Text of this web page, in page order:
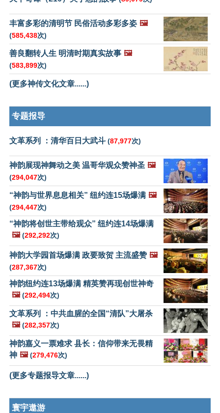
丰富多彩的清明节 民俗活动多彩多姿 🖼️
(585,438次)
善良翻转人生 明清时期真实故事 🖼️
(583,899次)
(更多神传文化文章......)
专题报导
文革系列 ：清华百日大武斗 (87,977次)
神韵展现神舞动之美 温哥华观众赞神圣 🖼️
(294,047次)
“神韵与世界息息相关” 纽约连15场爆满 🖼️
(294,447次)
“神韵将创世主带给观众” 纽约连14场爆满
🖼️ (292,292次)
神韵大学园首场爆满 政要致贺 主流盛赞 🖼️
(287,367次)
神韵纽约连13场爆满 精英赞再现创世神奇
🖼️ (292,494次)
文革系列 ：中共血腥的全国“清队”大屠杀
🖼️ (282,357次)
神韵嘉义一票难求 县长：信仰带来无畏精
神 🖼️ (279,476次)
(更多专题报导文章......)
寰宇遨游